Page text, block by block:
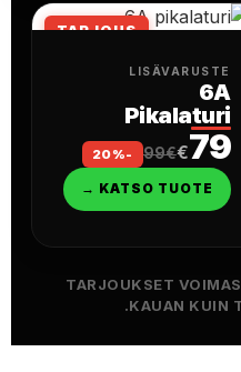
TARJOUS
LISÄVARUSTE
6A
Pikalaturi
79
€
99€
-20%
KATSO TUOTE →
TARJOUKSET
KAUAN KUIN